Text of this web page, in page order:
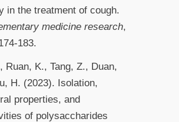
in the treatment of cough.
medicine research,
183.
Ruan, K., Tang, Z., Duan,
H. (2023). Isolation,
properties, and
of polysaccharides